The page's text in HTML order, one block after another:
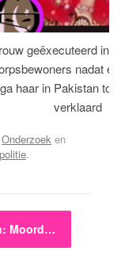
geëxecuteerd in
nadat
haar in Pakistan tot
verklaard
Onderzoek en
politie.
Moord…